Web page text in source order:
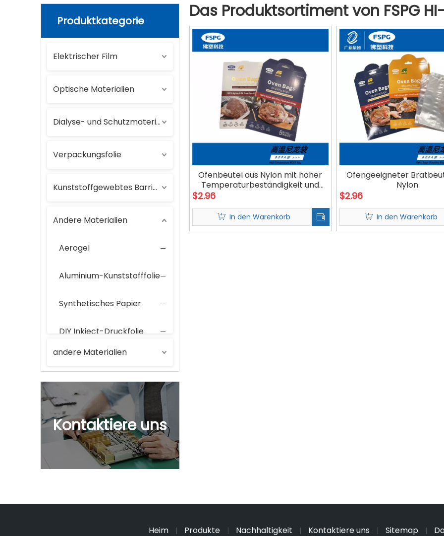
Produktkategorie
Elektrischer Film
Optische Materialien
Dialyse- und Schutzmaterialien
Verpackungsfolie
Kunststoffgewebtes Barrierematerial
Andere Materialien
Aerogel
Aluminium-Kunststofffolie
Synthetisches Papier
DIY Inkject-Druckfolie
PET-Chips
Polyurethan
Wasserbasiertes beschichtetes Papier
andere Materialien
Kontaktiere uns
Das Produktsortiment von FSPG
Ofenbeutel aus Nylon mit hoher
Temperaturbeständigkeit und
$2.96
In den Warenkorb
Ofengeeigneter
Nylon
$2.96
In den Warenkorb
Heim | Produkte | Nachhaltigkeit | Kontaktiere uns | Sitemap |